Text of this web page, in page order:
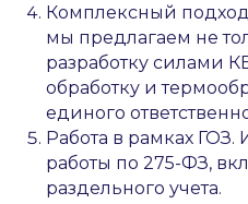
Комплексный
мы предлагаем не
разработку силами
обработку и
единого
Работа в рамках
работы по 275-ФЗ,
раздельного учета.